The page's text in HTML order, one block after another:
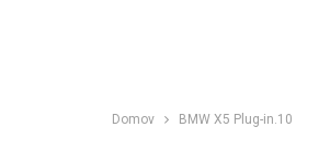
Domov BMW X5 Plug-in.10